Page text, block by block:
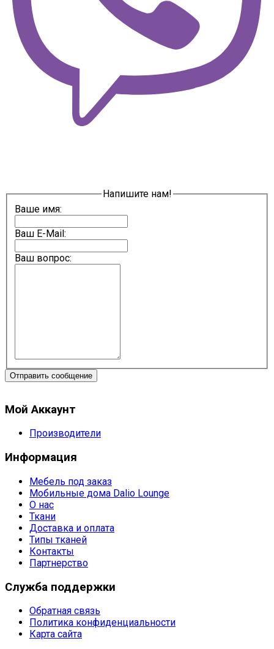
Напишите нам!
Ваше имя:
Ваш E-Mail:
Ваш вопрос:
Отправить сообщение
Мой Аккаунт
Производители
Информация
Мебель под заказ
Мобильные дома Dalio Lounge
О нас
Ткани
Доставка и оплата
Типы тканей
Контакты
Партнерство
Служба поддержки
Обратная связь
Политика конфиденциальности
Карта сайта